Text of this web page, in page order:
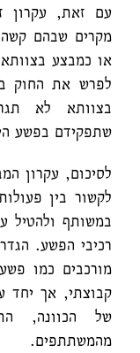
עם זאת, עקרון
מקרים שבהם
או כמבצע
לפרש את החוק
בצוותא לא
שתפקידם בפשע
לסיכום, עקרון
לקשור בין
במשותף ולהטיל
רכיבי הפשע.
מורכבים כמו
קבוצתי, אך יחד
של הכוונה,
מהמשתתפים.